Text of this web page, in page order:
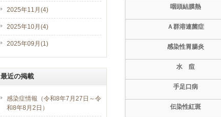
咽頭結膜熱
Ａ群溶連菌症
感染性胃腸炎
水 痘
手足口病
伝染性紅斑
2025年11月(4)
2025年10月(4)
2025年09月(1)
最近の掲載
感染症情報（令和8年7月27日～令
和8年8月2日）